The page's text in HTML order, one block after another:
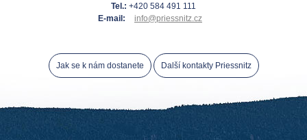
Tel.: +420 584 491 111
E-mail:
info@priessnitz.cz
Jak se k nám dostanete Další kontakty Priessnitz